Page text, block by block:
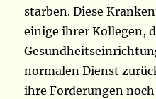
starben. Diese
einige ihrer Kollegen,
normalen Dienst
ihre Forderungen